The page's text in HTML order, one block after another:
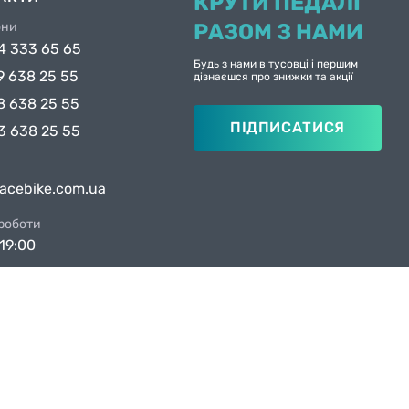
333 65 65
638 25 55
638 25 55
638 25 55
РАЗОМ З НАМИ
Будь з нами в тусовці і першим
дізнаєшся про знижки та акції
ПІДПИСАТИСЯ